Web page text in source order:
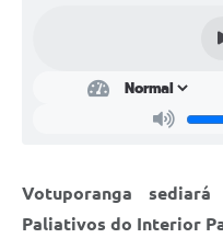
Transparência
Votuporanga
Paliativos do Interior